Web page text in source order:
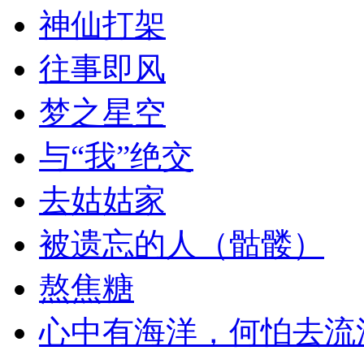
神仙打架
往事即风
梦之星空
与“我”绝交
去姑姑家
被遗忘的人（骷髅）
熬焦糖
心中有海洋，何怕去流